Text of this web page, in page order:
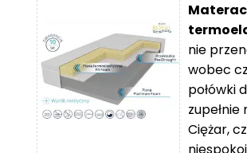
7
000 zł
nie
wobec
połówki
zupełnie
Ciężar,